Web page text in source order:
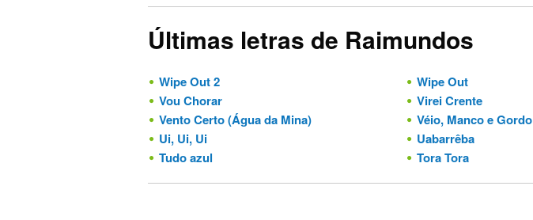
Últimas letras de Raimundos
Wipe Out 2
Wipe Out
Vou Chorar
Virei Crente
Vento Certo (Água da Mina)
Véio, Manco e Gordo
Ui, Ui, Ui
Uabarrêba
Tudo azul
Tora Tora